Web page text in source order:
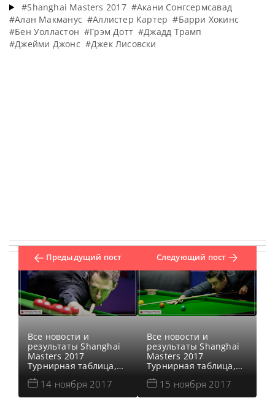
#Shanghai Masters 2017 #Акани Сонгсермсавад
#Алан Макманус #Аллистер Картер #Барри Хокинс
#Бен Уолластон #Грэм Дотт #Джадд Трамп
#Джейми Джонс #Джек Лисовски
Предыдущий пост
Все новости и
результаты Shanghai
Masters 2017
Турнирная таблица,
результаты Shanghai
Masters 2017
Результаты
14 ноября 2017
Следующий пост
Все новости и
результаты Shanghai
Masters 2017
Турнирная таблица,
результаты Shanghai
Masters 2017
Результаты
15 ноября 2017